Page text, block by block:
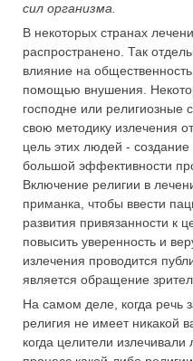
сил организма.
В некоторых странах
распространено. Так
влияние на
помощью внушения.
господне или религиозные
свою методику излечения
цель этих людей -
большой эффективности
Включение религии в
приманка, чтобы ввести
развития привязанности к
повысить уверенность и
излечения проводится
является обращение
На самом деле, когда речь
религия не имеет никакой
когда целители